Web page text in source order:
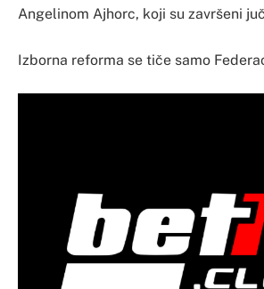
Angelinom Ajhorc, koji su završeni
Izborna reforma se tiče samo